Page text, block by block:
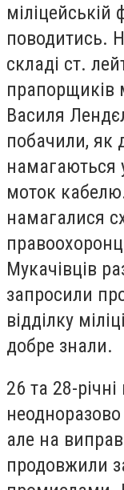
міліцейській
поводитись.
складі ст.
прапорщиків
Василя
побачили, як
намагаються
моток
намагалися
Мукачівців
запросили
відділку
добре знали.
26 та 28-
але на
продовжили